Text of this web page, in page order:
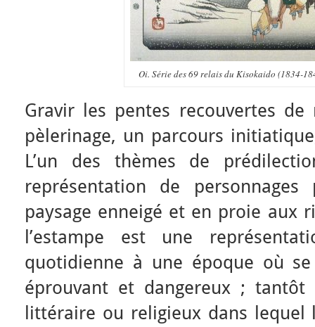
Oi. Série des 69 relais du Kisokaido (1834-
Gravir les pentes recouvertes
pèlerinage, un parcours
L’un des thèmes de
représentation de
paysage enneigé et en proie aux
l’estampe est une
quotidienne à une époque où
éprouvant et dangereux ;
littéraire ou religieux dans lequel